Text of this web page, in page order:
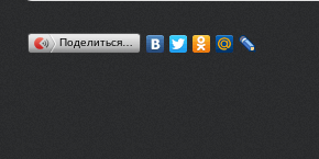
Поделиться…